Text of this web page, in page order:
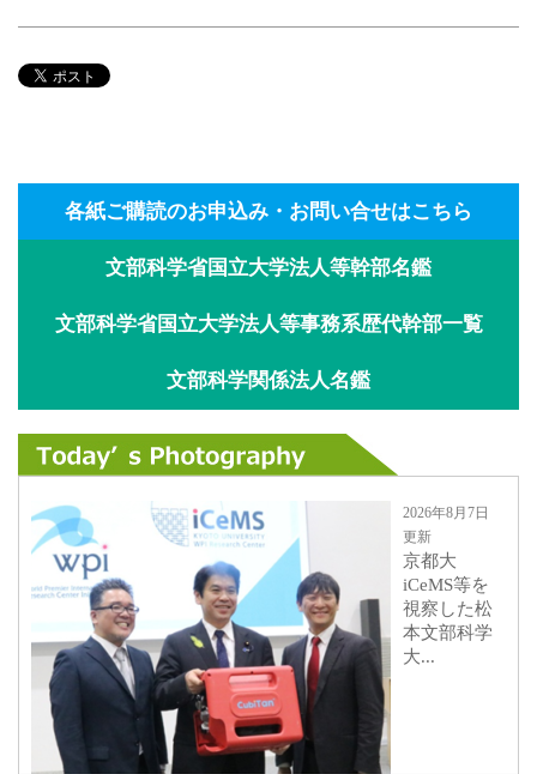
各紙ご購読のお申込み・お問い合せはこちら
文部科学省国立大学法人等幹部名鑑
文部科学省国立大学法人等事務系歴代幹部一覧
文部科学関係法人名鑑
2026年8月7日
更新
京都大
iCeMS等を
視察した松
本文部科学
大...